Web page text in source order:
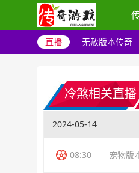
直播 无赦版本传奇
冷煞相关直播
2024-05-14
08:30